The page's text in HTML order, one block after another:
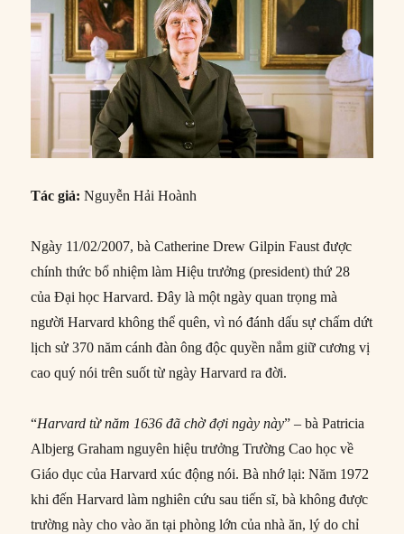
Tác giả: Nguyễn Hải Hoành
Ngày 11/02/2007, bà Catherine Drew Gilpin Faust được
chính thức bổ nhiệm làm Hiệu trưởng (president) thứ 28
của Đại học Harvard. Đây là một ngày quan trọng mà
người Harvard không thể quên, vì nó đánh dấu sự chấm dứt
lịch sử 370 năm cánh đàn ông độc quyền nắm giữ cương vị
cao quý nói trên suốt từ ngày Harvard ra đời.
“Harvard từ năm 1636 đã chờ đợi ngày này” – bà Patricia
Albjerg Graham nguyên hiệu trưởng Trường Cao học về
Giáo dục của Harvard xúc động nói. Bà nhớ lại: Năm 1972
khi đến Harvard làm nghiên cứu sau tiến sĩ, bà không được
trường này cho vào ăn tại phòng lớn của nhà ăn, lý do chỉ